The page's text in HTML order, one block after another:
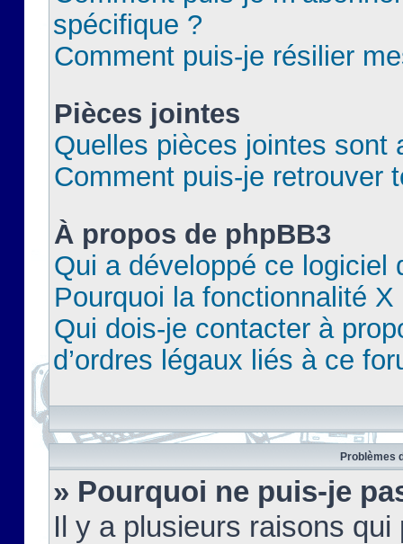
spécifique ?
Comment puis-je résilier
Pièces jointes
Quelles pièces jointes sont
Comment puis-je retrouver
À propos de phpBB3
Qui a développé ce logiciel
Pourquoi la fonctionnalité X
Qui dois-je contacter à
d’ordres légaux liés à ce
Problèmes
» Pourquoi ne puis-je
Il y a plusieurs raisons